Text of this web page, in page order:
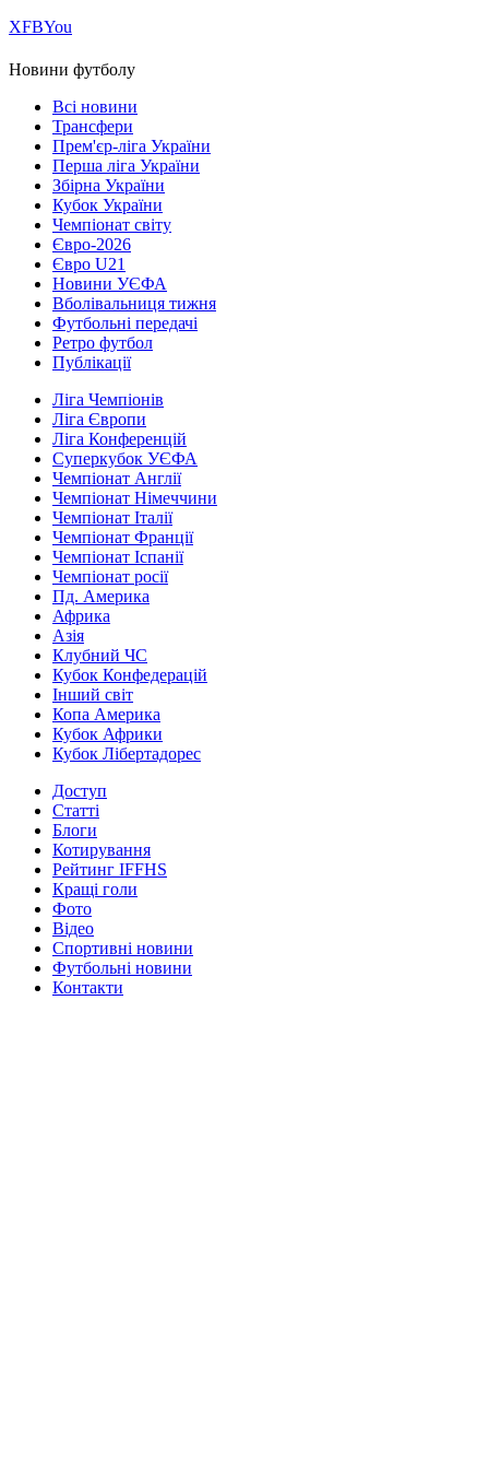
ХFBYou
Новини футболу
Всі новини
Трансфери
Прем'єр-ліга України
Перша ліга України
Збірна України
Кубок України
Чемпіонат світу
Євро-2026
Євро U21
Новини УЄФА
Вболівальниця тижня
Футбольні передачі
Ретро футбол
Публікації
Ліга Чемпіонів
Ліга Європи
Ліга Конференцій
Суперкубок УЄФА
Чемпіонат Англії
Чемпіонат Німеччини
Чемпіонат Італії
Чемпіонат Франції
Чемпіонат Іспанії
Чемпіонат росії
Пд. Америка
Африка
Азія
Клубний ЧС
Кубок Конфедерацій
Інший світ
Копа Америка
Кубок Африки
Кубок Лібертадорес
Доступ
Статті
Блоги
Котирування
Рейтинг IFFHS
Кращі голи
Фото
Відео
Спортивні новини
Футбольні новини
Контакти